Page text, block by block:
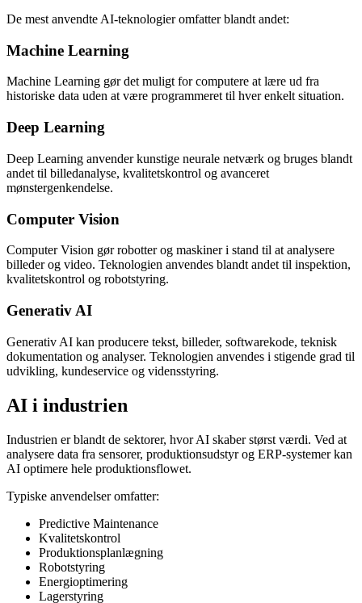
De mest anvendte AI-teknologier omfatter blandt andet:
Machine Learning
Machine Learning gør det muligt for computere at lære ud fra
historiske data uden at være programmeret til hver enkelt situation.
Deep Learning
Deep Learning anvender kunstige neurale netværk og bruges blandt
andet til billedanalyse, kvalitetskontrol og avanceret
mønstergenkendelse.
Computer Vision
Computer Vision gør robotter og maskiner i stand til at analysere
billeder og video. Teknologien anvendes blandt andet til inspektion,
kvalitetskontrol og robotstyring.
Generativ AI
Generativ AI kan producere tekst, billeder, softwarekode, teknisk
dokumentation og analyser. Teknologien anvendes i stigende grad til
udvikling, kundeservice og vidensstyring.
AI i industrien
Industrien er blandt de sektorer, hvor AI skaber størst værdi. Ved at
analysere data fra sensorer, produktionsudstyr og ERP-systemer kan
AI optimere hele produktionsflowet.
Typiske anvendelser omfatter:
Predictive Maintenance
Kvalitetskontrol
Produktionsplanlægning
Robotstyring
Energioptimering
Lagerstyring